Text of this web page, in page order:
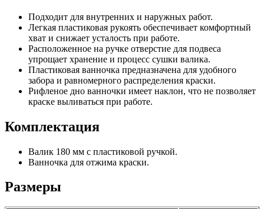
Подходит для внутренних и наружных работ.
Легкая пластиковая рукоять обеспечивает комфортный
хват и снижает усталость при работе.
Расположенное на ручке отверстие для подвеса
упрощает хранение и процесс сушки валика.
Пластиковая ванночка предназначена для удобного
забора и равномерного распределения краски.
Рифленое дно ванночки имеет наклон, что не позволяет
краске выливаться при работе.
Комплектация
Валик 180 мм с пластиковой ручкой.
Ванночка для отжима краски.
Размеры